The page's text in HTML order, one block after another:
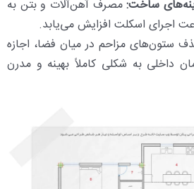
ساخت:مصرف آهن‌آلات و بتن به
اجرای اسکلت افزایش می‌یابد.
ستون‌های مزاحم در میان فضا، اجازه
داخلی به شکلی کاملاً بهینه و مدرن